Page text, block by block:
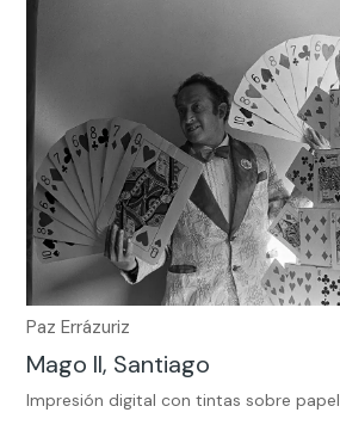
Paz Errázuriz
Mago II, Santiago
Impresión digital con tintas sobre papel